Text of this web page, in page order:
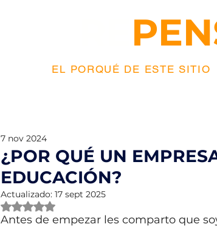
EL PORQUÉ DE ESTE SITIO
¿POR QUÉ UN
EDUCACIÓN?
7 nov 2024
Actualizado: 17 sept 2025
Obtuvo NaN de 5 estrellas.
Antes de empezar les comparto que